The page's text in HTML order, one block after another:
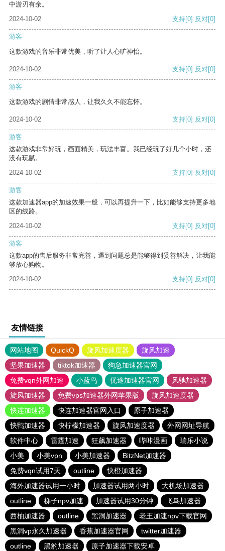
中游刃有余。
2024-10-02
支持[0] 反对[0]
游客
这款游戏的音乐非常优美，听了让人心旷神怡。
2024-10-02 支持[0] 反对[0]
游客
这款游戏的剧情非常感人，让我久久不能忘怀。
2024-10-02 支持[0] 反对[0]
游客
这款游戏非常好玩，画面精美，玩法丰富。我已经玩了好几个小时，还
没有玩腻。
2024-10-02
支持[0] 反对[0]
游客
这款加速器app的加速效果一般，可以再提升一下，比如能够支持更多地
区的线路。
2024-10-02
支持[0] 反对[0]
游客
这款app的售后服务非常完善，遇到问题总是能够得到妥善解决，让我能
够放心购物。
2024-10-02
支持[0] 反对[0]
友情链接
网站地图 QuickQ 旋风加速度器
旋风加速
坚果加速器
tiktok加速器
狗急加速器官网
免费vqn外网加速
小蓝鸟 优途加速器官网
风驰加速器
旋风加速器
免费vps加速器外网苹果版
旋风加速度器
快连加速器
快连加速器官网入口
原子加速器
快鸭加速器
快柠檬加速器 旋风加速度器
外网网址导航
软件中心
雷霆加速 狂飙加速器 哔咔漫画
瑞乐小说
小美
小美vpn 小美加速器
BitzNet加速器
免费vqn试用7天
outline
快橙加速器
海外加速器试用一小时
加速器试用两小时
大机场加速器
outline
梯子npv加速 加速器试用30分钟
飞鸟加速器
西柚加速器
outline 黑洞加速器
老王加速npv下载官网
黑洞vp永久加速器
香蕉加速器官网
twitter加速器
outline
黑豹加速器 原子加速器下载安卓